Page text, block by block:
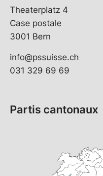
Theaterplatz 4
Case postale
3001 Bern
info@pssuisse.ch
031 329 69 69
Partis cantonaux